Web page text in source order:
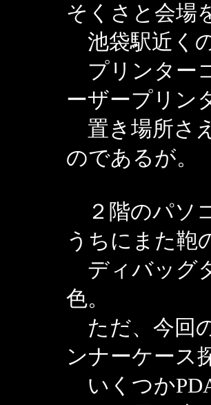
そくさと会場
池袋駅近く
プリンター
ーザープリン
置き場所さ
のであるが。
２階のパソ
うちにまた鞄
ディバッグ
色。
ただ、今回
ンナーケース
いくつか